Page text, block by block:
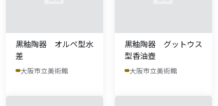
黒釉陶器 オルペ型水
差
大阪市立美術館
黒釉陶器 グットウス
型香油壺
大阪市立美術館